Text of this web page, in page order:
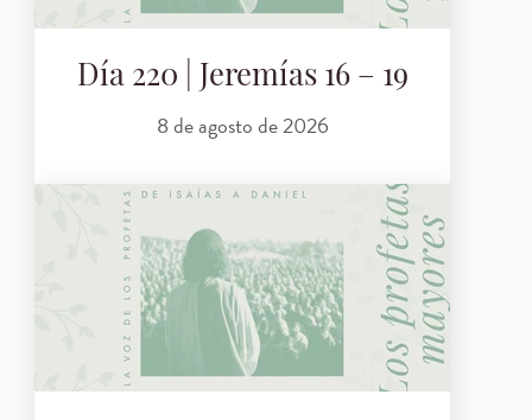
Día 220 | Jeremías 16 – 19
8 de agosto de 2026